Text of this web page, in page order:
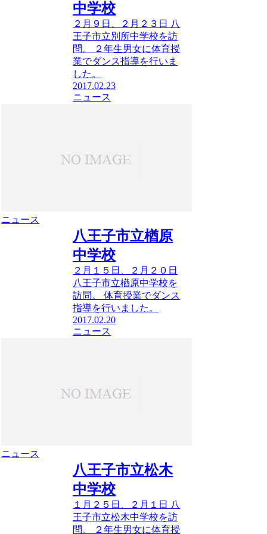
中学校
２月９日、２月２３日 八
王子市立別所中学校を訪
問。 ２年生男女に体育授
業でダンス指導を行いま
した。
2017.02.23
ニュース
ニュース
八王子市立楢原
中学校
２月１５日、２月２０日
八王子市立楢原中学校を
訪問。 体育授業でダンス
指導を行いました。
2017.02.20
ニュース
ニュース
八王子市立松木
中学校
１月２５日、２月１日 八
王子市立松木中学校を訪
問。 ２年生男女に体育授